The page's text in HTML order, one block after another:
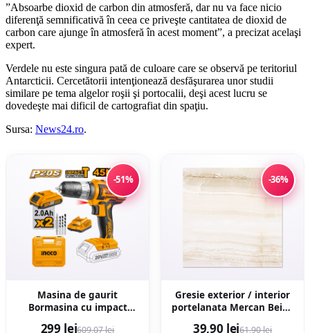
”Absoarbe dioxid de carbon din atmosferă, dar nu va face nicio
diferenţă semnificativă în ceea ce priveşte cantitatea de dioxid de
carbon care ajunge în atmosferă în acest moment”, a precizat acelaşi
expert.
Verdele nu este singura pată de culoare care se observă pe teritoriul
Antarcticii. Cercetătorii intenţionează desfăşurarea unor studii
similare pe tema algelor roşii şi portocalii, deşi acest lucru se
dovedeşte mai dificil de cartografiat din spaţiu.
Sursa: News24.ro.
-51%
Masina de gaurit
Bormasina cu impact
299 lei609,07 lei
-36%
Gresie exterior / interior
portelanata Mercan Beige
39,90 lei61,90 lei